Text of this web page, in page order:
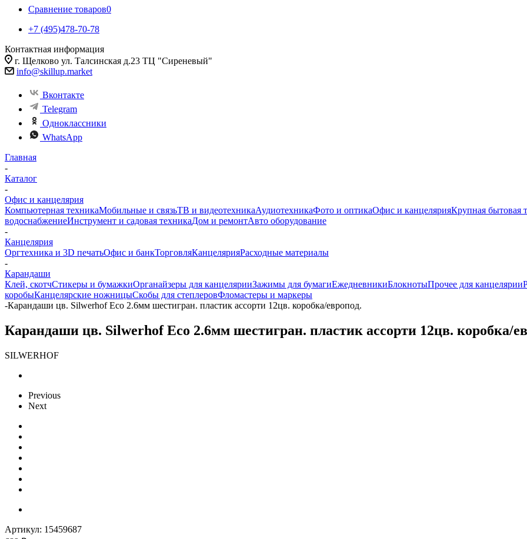
Сравнение товаров0
+7 (495)478-70-78
Контактная информация
г. Щелково ул. Талсинская д.23 ТЦ "Сиреневый"
info@skillup.market
Вконтакте
Telegram
Одноклассники
WhatsApp
Главная
-
Каталог
-
Офис и канцелярия
Компьютерная техникаМобильные и связьТВ и видеотехникаАудиотехникаФото и оптикаОфис и канцелярияКрупная бытовая
водоснабжениеИнструмент и садовая техникаДом и ремонтАвто оборудование
-
Канцелярия
Оргтехника и 3D печатьОфис и банкТорговляКанцелярияРасходные материалы
-
Карандаши
Клей, скотчСтикеры и бумажкиОрганайзеры для канцелярииЗажимы для бумагиЕжедневникиБлокнотыПрочее для канцелярии
коробыКанцелярские ножницыСкобы для степлеровФломастеры и маркеры
-Карандаши цв. Silwerhof Eco 2.6мм шестигран. пластик ассорти 12цв. коробка/европод.
Карандаши цв. Silwerhof Eco 2.6мм шестигран. пластик ассорти 12цв. коробка/
SILWERHOF
Previous
Next
Артикул: 15459687